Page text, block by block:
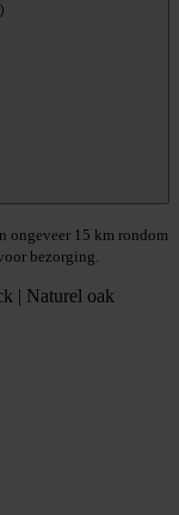
ongeveer 15 km rondom
bezorging.
| Naturel oak